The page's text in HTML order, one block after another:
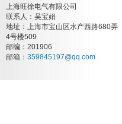
上海旺徐电气有限公司
联系人：吴宝娟
地址：上海市宝山区水产西路680弄
4号楼509
邮编：201906
邮箱： 359845197@qq.com